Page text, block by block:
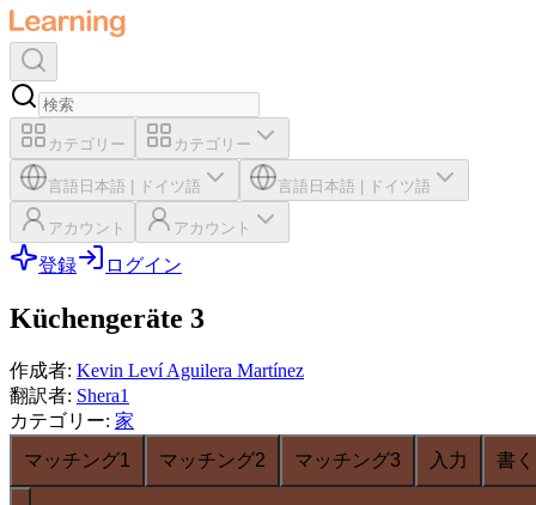
カテゴリー カテゴリー
言語 日本語 ドイツ語 言語 日本語 ドイツ語
アカウント アカウント
登録 ログイン
Küchengeräte 3
作成者: Kevin Leví Aguilera Martínez
翻訳者: Shera1
カテゴリー: 家
マッチング1
マッチング2 マッチング3 入力 書く